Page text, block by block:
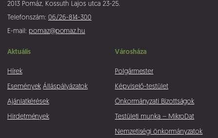
2013 Pomáz, Kossuth Lajos utca 23-25.
Telefonszám: 06/26-814-300
E-mail: pomaz@pomaz.hu
Aktuális
Hírek
Események Álláspályázatok
Ajánlatkérések
Hirdetmények
Városháza
Polgármester
Képviselő-testület
Önkormányzati Bizottságok
Testületi munka – MikroDat
Nemzetiségi önkormányzatok